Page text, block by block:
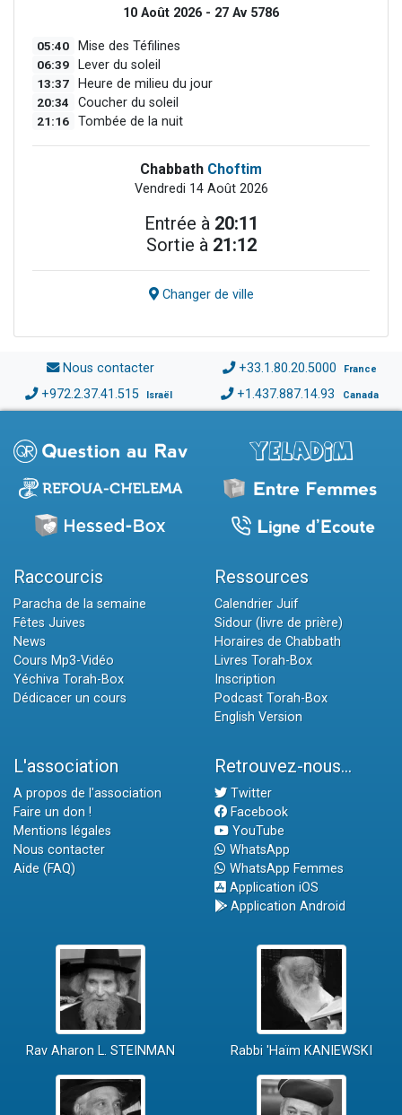
10 Août 2026 - 27 Av 5786
05:40 Mise des Téfilines
06:39 Lever du soleil
13:37 Heure de milieu du jour
20:34 Coucher du soleil
21:16 Tombée de la nuit
Chabbath Choftim
Vendredi 14 Août 2026
Entrée à 20:11
Sortie à 21:12
Changer de ville
Nous contacter +33.1.80.20.5000 France
+972.2.37.41.515 Israël +1.437.887.14.93 Canada
Raccourcis
Paracha de la semaine
Fêtes Juives
News
Cours Mp3-Vidéo
Yéchiva Torah-Box
Dédicacer un cours
Ressources
Calendrier Juif
Sidour (livre de prière)
Horaires de Chabbath
Livres Torah-Box
Inscription
Podcast Torah-Box
English Version
L'association
A propos de l'association
Faire un don !
Mentions légales
Nous contacter
Aide (FAQ)
Retrouvez-nous...
Twitter
Facebook
YouTube
WhatsApp
WhatsApp Femmes
Application iOS
Application Android
Rav Aharon L. STEINMAN Rabbi 'Haïm KANIEWSKI